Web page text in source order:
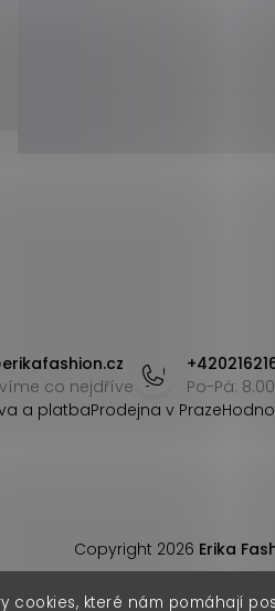
cookies, které nám pomáhají
erikafashion.cz
co nejdříve
Po-Pá:
a platbaProdejna v Praze
Copyright 2026 Erika